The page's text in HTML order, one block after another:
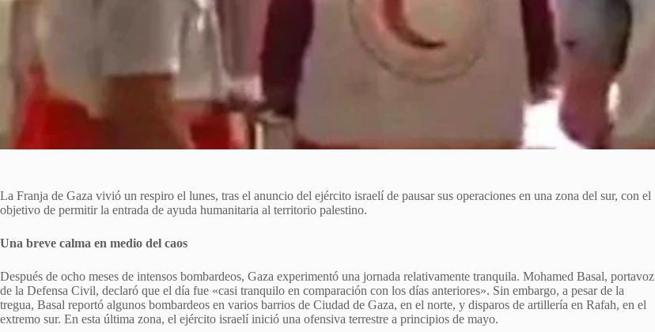
La Franja de Gaza vivió un respiro el lunes, tras el anuncio del ejército israelí de pausar sus operaciones en una zona del sur, con el
objetivo de permitir la entrada de ayuda humanitaria al territorio palestino.
Una breve calma en medio del caos
Después de ocho meses de intensos bombardeos, Gaza experimentó una jornada relativamente tranquila. Mohamed Basal, portavoz
de la Defensa Civil, declaró que el día fue «casi tranquilo en comparación con los días anteriores». Sin embargo, a pesar de la
tregua, Basal reportó algunos bombardeos en varios barrios de Ciudad de Gaza, en el norte, y disparos de artillería en Rafah, en el
extremo sur. En esta última zona, el ejército israelí inició una ofensiva terrestre a principios de mayo.